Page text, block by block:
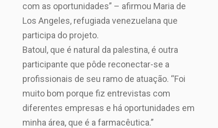
com as oportunidades” – afirmou Maria de
Los Angeles, refugiada venezuelana que
participa do projeto.
Batoul, que é natural da palestina, é outra
participante que pôde reconectar-se a
profissionais de seu ramo de atuação. “Foi
muito bom porque fiz entrevistas com
diferentes empresas e há oportunidades em
minha área, que é a farmacêutica.”